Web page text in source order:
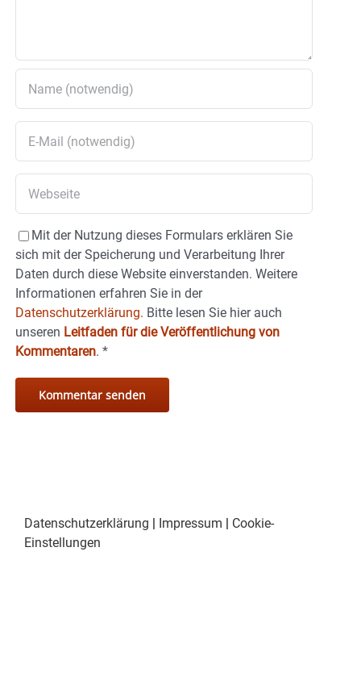
Mit der Nutzung dieses Formulars erklären Sie
sich mit der Speicherung und Verarbeitung Ihrer
Daten durch diese Website einverstanden. Weitere
Informationen erfahren Sie in der
Datenschutzerklärung. Bitte lesen Sie hier auch
unseren Leitfaden für die Veröffentlichung von
Kommentaren. *
Datenschutzerklärung Impressum
Cookie-
Einstellungen